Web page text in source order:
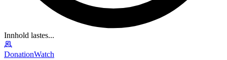
Innhold lastes...
DonationWatch